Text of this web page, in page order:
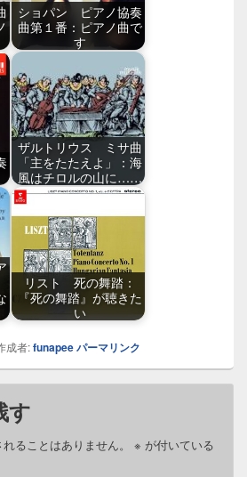
ショパン ピアノ協奏
曲第１番：ピアノ曲で
す
ザルトリウス ミサ曲
「主をたたえよ」：海
風はチロルの山に……
リスト 死の舞踏：
『死の舞踏』が聴きた
い
成者:funapeeパーマリンク
す
ることはありません。 ※ が付いている